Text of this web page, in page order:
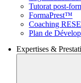
Tutorat post-
FormaPrest™
Coaching
Plan de
Expertises &